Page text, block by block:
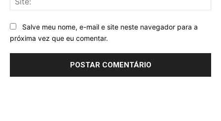
Salve meu nome, e-mail e site neste navegador para a
próxima vez que eu comentar.